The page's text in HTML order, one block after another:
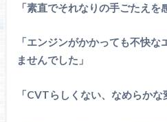
「素直でそれなりの手ごたえ
「エンジンがかかっても不快
ませんでした」
「CVTらしくない、なめらかな